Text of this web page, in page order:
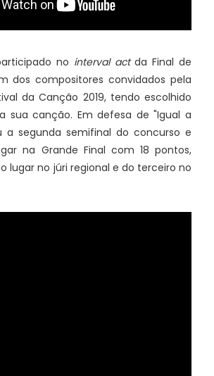
no interval actda Final de
dos compositores convidados pela
da Canção 2019, tendo escolhido
sua canção. Em defesa de "Igual a
a segunda semifinal do concurso e
na Grande Final com 18 pontos,
lugar no júri regional e do terceiro no